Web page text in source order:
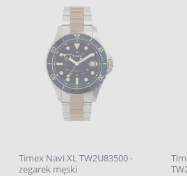
Timex Navi XL TW2U83500 -
zegarek męski